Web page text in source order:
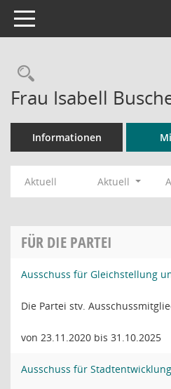
Toggle navigation
Rechercheauswahl
Frau Isabell
Informationen
Aktuell Aktuell
FÜR DIE PARTEI
Ausschuss für Gleichstellung
Die Partei stv.
von 23.11.2020 bis 31.10.2025
Ausschuss für